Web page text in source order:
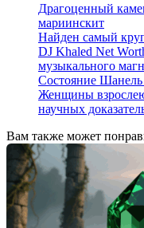
Драгоценный
мариинскит
Найден самый
DJ Khaled Net
музыкального
Состояние Шанель
Женщины
научных
Вам также может